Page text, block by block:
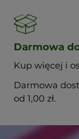
Darmowa
Kup więcej i
Darmowa
od 1,00 zł.